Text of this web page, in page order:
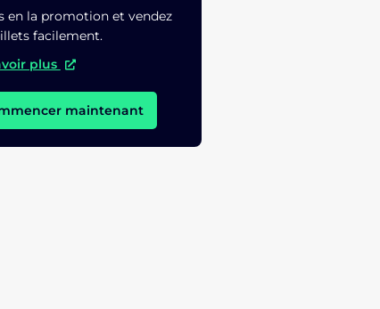
en la promotion et vendez
facilement.
plus
maintenant